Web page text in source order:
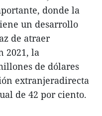
donde la
un desarrollo
de atraer
2021, la
de dólares
extranjeradirecta
de 42 por ciento.